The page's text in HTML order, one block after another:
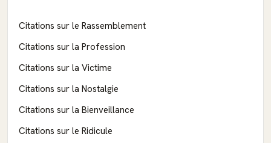
Citations sur le Rassemblement
Citations sur la Profession
Citations sur la Victime
Citations sur la Nostalgie
Citations sur la Bienveillance
Citations sur le Ridicule